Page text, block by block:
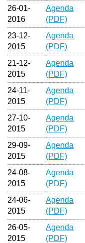
26-01-
2016
Agenda
(PDF)
23-12-
2015
Agenda
(PDF)
21-12-
2015
Agenda
(PDF)
24-11-
2015
Agenda
(PDF)
27-10-
2015
Agenda
(PDF)
29-09-
2015
Agenda
(PDF)
24-08-
2015
Agenda
(PDF)
24-06-
2015
Agenda
(PDF)
26-05-
2015
Agenda
(PDF)